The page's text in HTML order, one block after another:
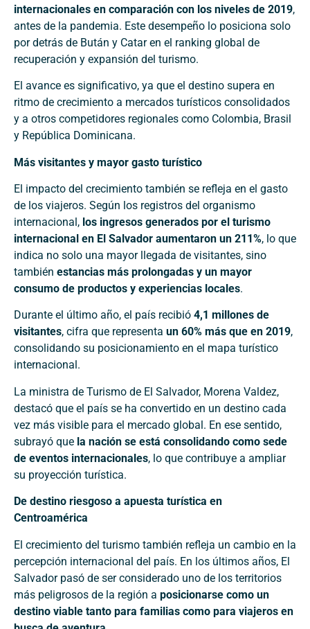
internacionales en comparación con los niveles de 2019,
antes de la pandemia. Este desempeño lo posiciona solo
por detrás de Bután y Catar en el ranking global de
recuperación y expansión del turismo.
El avance es significativo, ya que el destino supera en
ritmo de crecimiento a mercados turísticos consolidados
y a otros competidores regionales como Colombia, Brasil
y República Dominicana.
Más visitantes y mayor gasto turístico
El impacto del crecimiento también se refleja en el gasto
de los viajeros. Según los registros del organismo
internacional, los ingresos generados por el turismo
internacional en El Salvador aumentaron un 211%, lo que
indica no solo una mayor llegada de visitantes, sino
también estancias más prolongadas y un mayor
consumo de productos y experiencias locales.
Durante el último año, el país recibió 4,1 millones de
visitantes, cifra que representa un 60% más que en 2019,
consolidando su posicionamiento en el mapa turístico
internacional.
La ministra de Turismo de El Salvador, Morena Valdez,
destacó que el país se ha convertido en un destino cada
vez más visible para el mercado global. En ese sentido,
subrayó que la nación se está consolidando como sede
de eventos internacionales, lo que contribuye a ampliar
su proyección turística.
De destino riesgoso a apuesta turística en
Centroamérica
El crecimiento del turismo también refleja un cambio en la
percepción internacional del país. En los últimos años, El
Salvador pasó de ser considerado uno de los territorios
más peligrosos de la región a posicionarse como un
destino viable tanto para familias como para viajeros en